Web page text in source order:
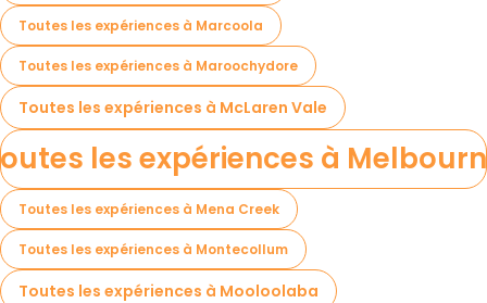
Toutes les expériences à Marcoola
Toutes les expériences à Maroochydore
Toutes les expériences à McLaren Vale
les expériences à
Toutes les expériences à Mena Creek
Toutes les expériences à Montecollum
Toutes les expériences à Mooloolaba